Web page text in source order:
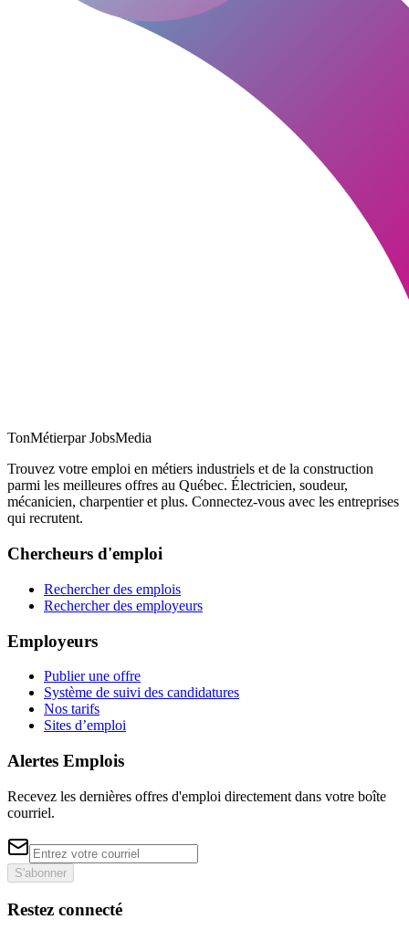
TonMétierpar JobsMedia
Trouvez votre emploi en métiers industriels et de la construction
parmi les meilleures offres au Québec. Électricien, soudeur,
mécanicien, charpentier et plus. Connectez-vous avec les entreprises
qui recrutent.
Chercheurs d'emploi
Rechercher des emplois
Rechercher des employeurs
Employeurs
Publier une offre
Système de suivi des candidatures
Nos tarifs
Sites d’emploi
Alertes Emplois
Recevez les dernières offres d'emploi directement dans votre boîte
courriel.
S'abonner
Restez connecté